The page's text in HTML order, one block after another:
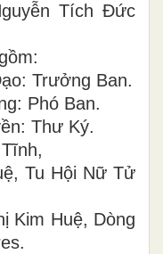
Tích Đức
Trưởng Ban.
Phó Ban.
Thư Ký.
Tu Hội Nữ Tử
Kim Huệ, Dòng